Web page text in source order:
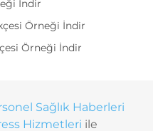
İndir
Örneği İndir
Örneği İndir
Sağlık Haberleri
Hizmetleri ile